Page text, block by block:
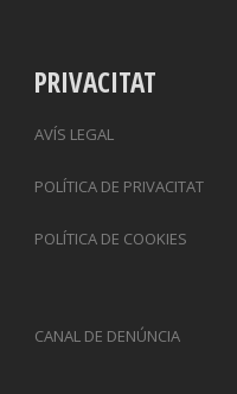
PRIVACITAT
AVÍS LEGAL
POLÍTICA DE PRIVACITAT
POLÍTICA DE COOKIES
CANAL DE DENÚNCIA